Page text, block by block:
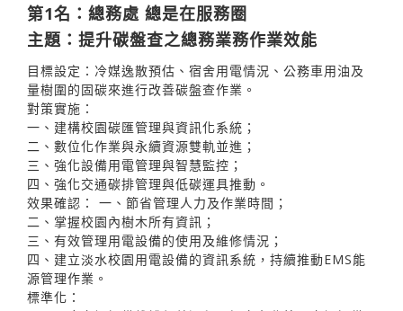
第1名：總務處 總是在服務圈
主題：提升碳盤查之總務業務作業效能
目標設定：冷媒逸散預估、宿舍用電情況、公務車用油及
量樹圍的固碳來進行改善碳盤查作業。
對策實施：
一、建構校園碳匯管理與資訊化系統；
二、數位化作業與永續資源雙軌並進；
三、強化設備用電管理與智慧監控；
四、強化交通碳排管理與低碳運具推動。
效果確認： 一、節省管理人力及作業時間；
二、掌握校園內樹木所有資訊；
三、有效管理用電設備的使用及維修情況；
四、建立淡水校園用電設備的資訊系統，持續推動EMS能
源管理作業。
標準化：